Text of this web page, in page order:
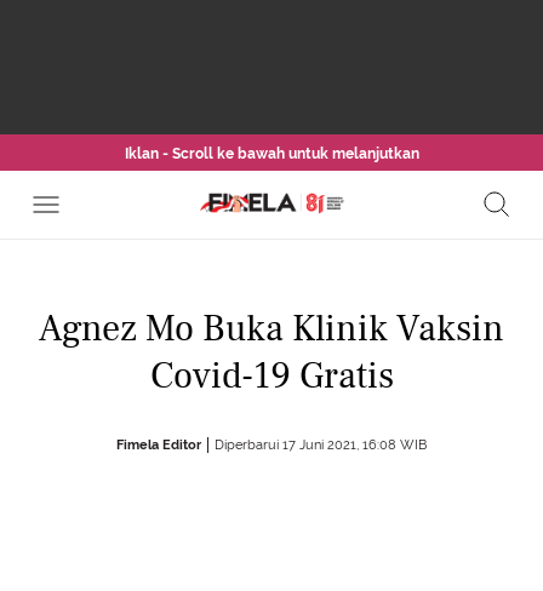
Iklan - Scroll ke bawah untuk melanjutkan
Agnez Mo Buka Klinik Vaksin
Covid-19 Gratis
Fimela Editor Diperbarui 17 Juni 2021, 16:08 WIB